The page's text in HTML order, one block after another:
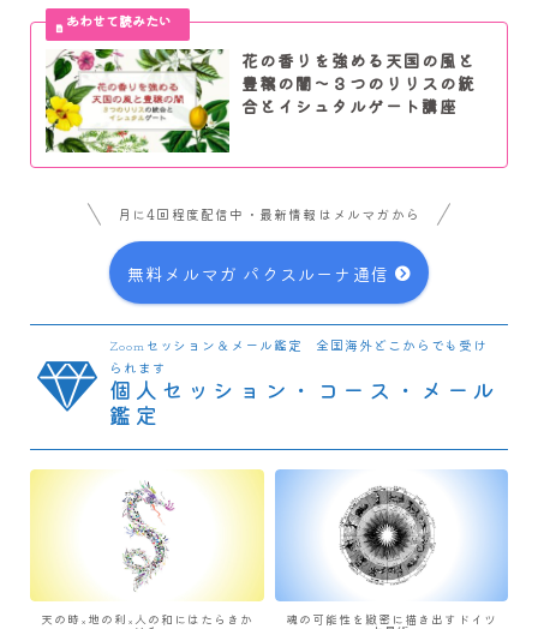
花の香りを強める天国の風と
豊穣の闇～３つのリリスの統
合とイシュタルゲート講座
月に4回程度配信中・最新情報はメルマガから
無料メルマガ パクスルーナ通信
Zoomセッション＆メール鑑定 全国海外どこからでも受け
られます
個人セッション・コース・メール
鑑定
天の時×地の利×人の和にはたらきか
魂の可能性を緻密に描き出すドイツ